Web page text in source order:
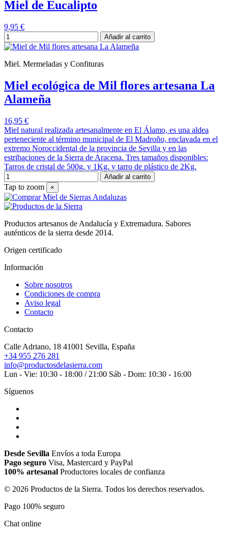
Miel de Eucalipto
9,95 €
Añadir al carrito
Miel. Mermeladas y Confituras
Miel ecológica de Mil flores artesana La
Alameña
16,95 €
Miel natural realizada artesanalmente en El Álamo, es una aldea
perteneciente al término municipal de El Madroño, enclavada en el
extremo Noroccidental de la provincia de Sevilla y en las
estribaciones de la Sierra de Aracena. Tres tamaños disponibles:
Tarros de cristal de 500g. y 1Kg. y tarro de plástico de 2Kg.
Añadir al carrito
Tap to zoom ×
Productos artesanos de Andalucía y Extremadura. Sabores
auténticos de la sierra desde 2014.
Origen certificado
Información
Sobre nosotros
Condiciones de compra
Aviso legal
Contacto
Contacto
Calle Adriano, 18 41001 Sevilla, España
+34 955 276 281
info@productosdelasierra.com
Lun - Vie: 10:30 - 18:00 / 21:00 Sáb - Dom: 10:30 - 16:00
Síguenos
Desde Sevilla Envíos a toda Europa
Pago seguro Visa, Mastercard y PayPal
100% artesanal Productores locales de confianza
© 2026 Productos de la Sierra. Todos los derechos reservados.
Pago 100% seguro
Chat online